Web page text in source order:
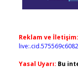
Reklam ve İletişim:
Yasal Uyarı: Bu